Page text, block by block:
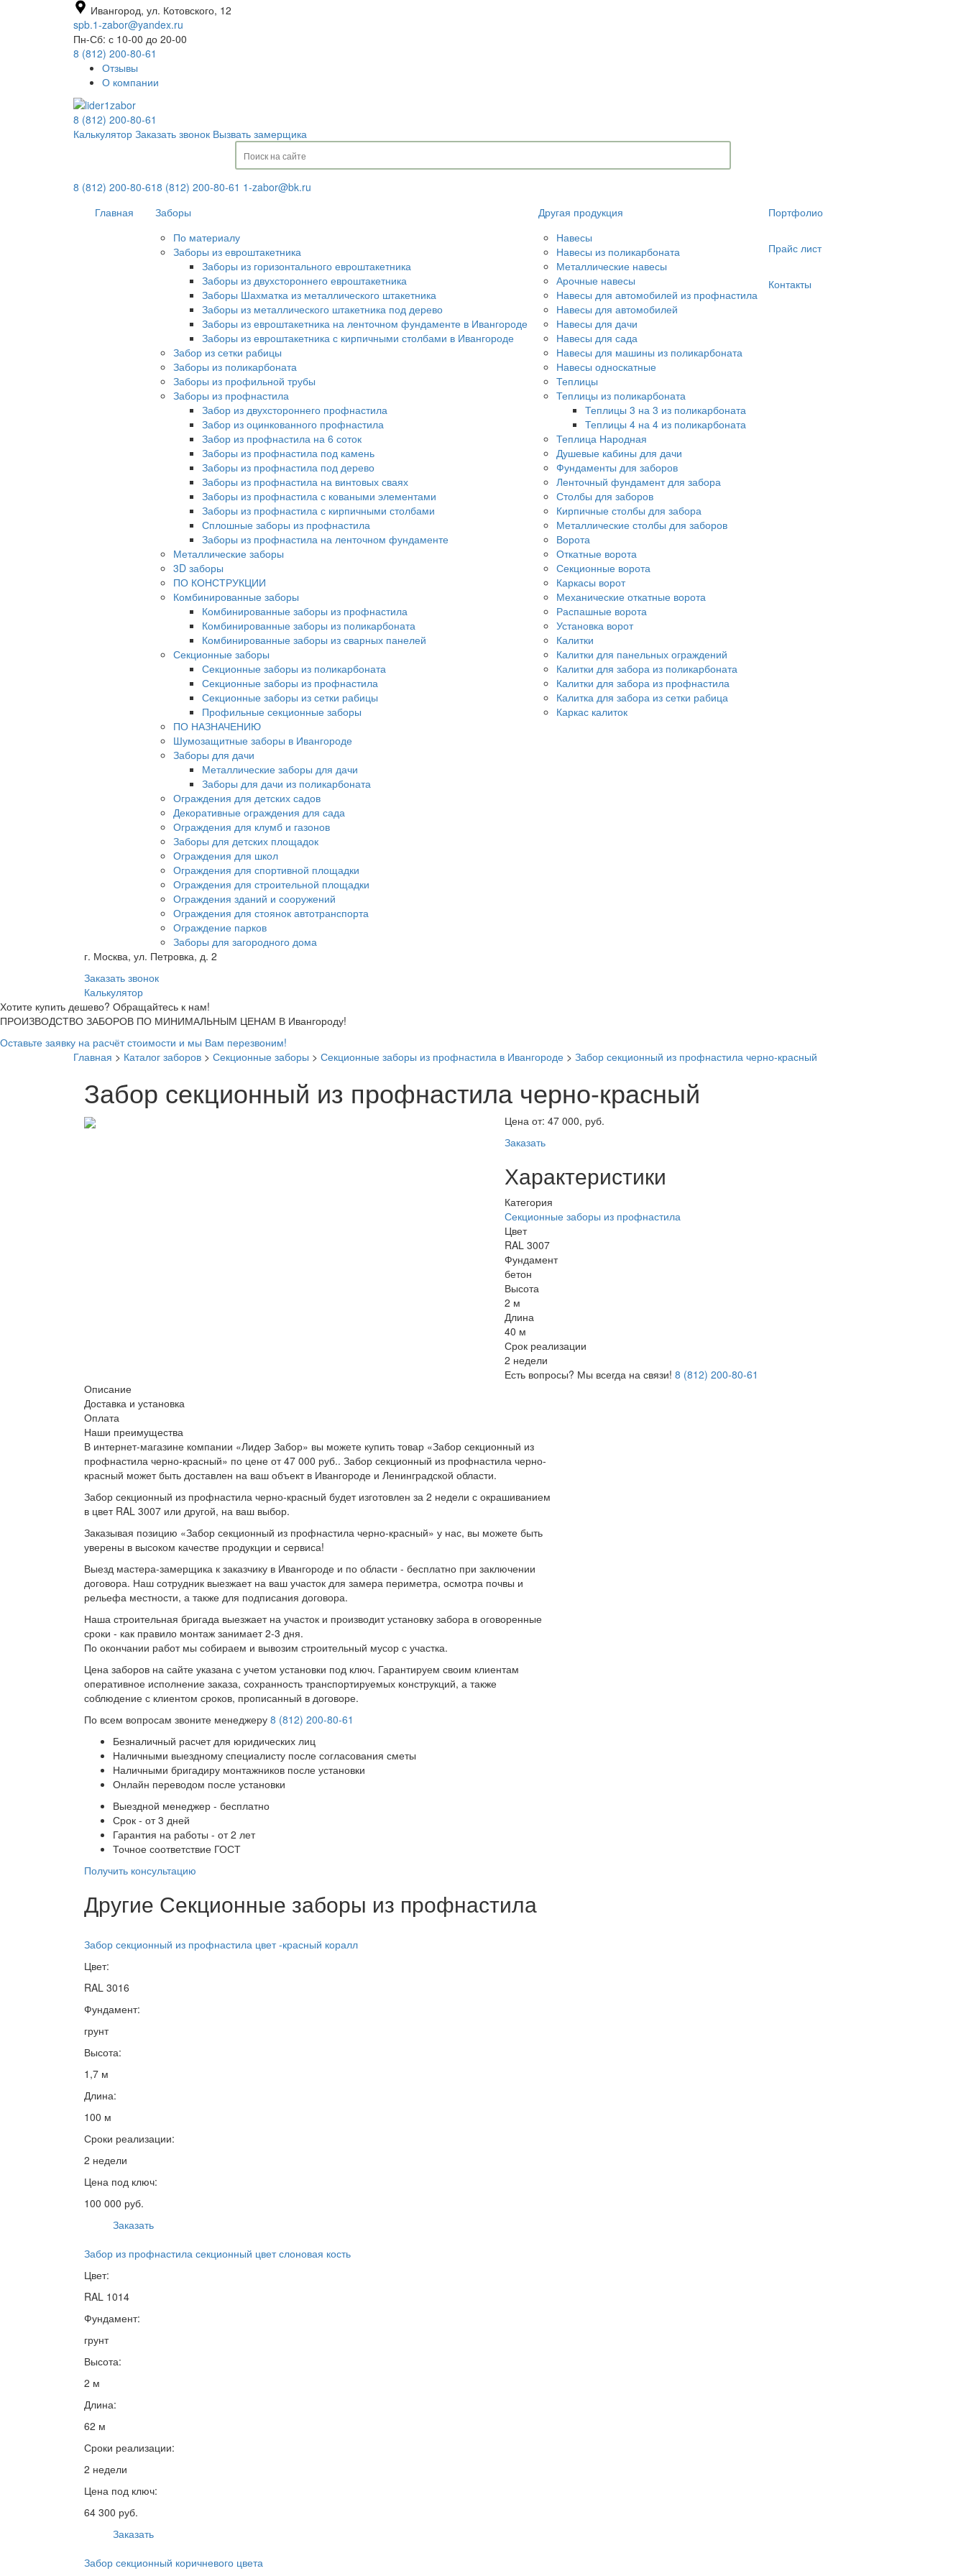
Ивангород, ул. Котовского, 12
spb.1-zabor@yandex.ru
Пн-Сб: с 10-00 до 20-00
8 (812) 200-80-61
Отзывы
О компании
8 (812) 200-80-61
Калькулятор Заказать звонок Вызвать замерщика
8 (812) 200-80-61
Главная
Заборы
По материалу
Заборы из евроштакетника
Заборы из горизонтального евроштакетника
Заборы из двухстороннего евроштакетника
Заборы Шахматка из металлического штакетника
Заборы из металлического штакетника под дерево
Заборы из евроштакетника на ленточном фундаменте в Ивангороде
Заборы из евроштакетника с кирпичными столбами в Ивангороде
Забор из сетки рабицы
Заборы из поликарбоната
Заборы из профильной трубы
Заборы из профнастила
Забор из двухстороннего профнастила
Забор из оцинкованного профнастила
Забор из профнастила на 6 соток
Заборы из профнастила под камень
Заборы из профнастила под дерево
Заборы из профнастила на винтовых сваях
Заборы из профнастила с коваными элементами
Заборы из профнастила с кирпичными столбами
Сплошные заборы из профнастила
Заборы из профнастила на ленточном фундаменте
Металлические заборы
3D заборы
ПО КОНСТРУКЦИИ
Комбинированные заборы
Комбинированные заборы из профнастила
Комбинированные заборы из поликарбоната
Комбинированные заборы из сварных панелей
Секционные заборы
Секционные заборы из поликарбоната
Секционные заборы из профнастила
Секционные заборы из сетки рабицы
Профильные секционные заборы
ПО НАЗНАЧЕНИЮ
Шумозащитные заборы в Ивангороде
Заборы для дачи
Металлические заборы для дачи
Заборы для дачи из поликарбоната
Ограждения для детских садов
Декоративные ограждения для сада
Ограждения для клумб и газонов
Заборы для детских площадок
Ограждения для школ
Ограждения для спортивной площадки
Ограждения для строительной площадки
Ограждения зданий и сооружений
Ограждения для стоянок автотранспорта
Ограждение парков
Заборы для загородного дома
Другая продукция
Навесы
Навесы из поликарбоната
Металлические навесы
Арочные навесы
Навесы для автомобилей из профнастила
Навесы для автомобилей
Навесы для дачи
Навесы для сада
Навесы для машины из поликарбоната
Навесы односкатные
Теплицы
Теплицы из поликарбоната
Теплицы 3 на 3 из поликарбоната
Теплицы 4 на 4 из поликарбоната
Теплица Народная
Душевые кабины для дачи
Фундаменты для заборов
Ленточный фундамент для забора
Столбы для заборов
Кирпичные столбы для забора
Металлические столбы для заборов
Ворота
Откатные ворота
Секционные ворота
Каркасы ворот
Механические откатные ворота
Распашные ворота
Установка ворот
Калитки
Калитки для панельных ограждений
Калитки для забора из поликарбоната
Калитки для забора из профнастила
Калитка для забора из сетки рабица
Каркас калиток
Портфолио
Прайс лист
Контакты
8 (812) 200-80-61 1-zabor@bk.ru
г. Москва, ул. Петровка, д. 2
Заказать звонок
Калькулятор
Хотите купить дешево? Обращайтесь к нам!
ПРОИЗВОДСТВО ЗАБОРОВ ПО МИНИМАЛЬНЫМ ЦЕНАМ В Ивангороду!
Оставьте заявку на расчёт стоимости и мы Вам перезвоним!
Главная > Каталог заборов > Секционные заборы > Секционные заборы из профнастила в Ивангороде > Забор секционный из профнастила черно-красный
Забор секционный из профнастила черно-красный
Цена от: 47 000, руб.
Заказать
Характеристики
Категория
Секционные заборы из профнастила
Цвет
RAL 3007
Фундамент
бетон
Высота
2 м
Длина
40 м
Срок реализации
2 недели
Есть вопросы? Мы всегда на связи! 8 (812) 200-80-61
Описание
Доставка и установка
Оплата
Наши преимущества
В интернет-магазине компании «Лидер Забор» вы можете купить товар «Забор секционный из
профнастила черно-красный» по цене от 47 000 руб.. Забор секционный из профнастила черно-
красный может быть доставлен на ваш объект в Ивангороде и Ленинградской области.
Забор секционный из профнастила черно-красный будет изготовлен за 2 недели с окрашиванием
в цвет RAL 3007 или другой, на ваш выбор.
Заказывая позицию «Забор секционный из профнастила черно-красный» у нас, вы можете быть
уверены в высоком качестве продукции и сервиса!
Выезд мастера-замерщика к заказчику в Ивангороде и по области - бесплатно при заключении
договора. Наш сотрудник выезжает на ваш участок для замера периметра, осмотра почвы и
рельефа местности, а также для подписания договора.
Наша строительная бригада выезжает на участок и производит установку забора в оговоренные
сроки - как правило монтаж занимает 2-3 дня.
По окончании работ мы собираем и вывозим строительный мусор с участка.
Цена заборов на сайте указана с учетом установки под ключ. Гарантируем своим клиентам
оперативное исполнение заказа, сохранность транспортируемых конструкций, а также
соблюдение с клиентом сроков, прописанный в договоре.
По всем вопросам звоните менеджеру 8 (812) 200-80-61
Безналичный расчет для юридических лиц
Наличными выездному специалисту после согласования сметы
Наличными бригадиру монтажников после установки
Онлайн переводом после установки
Выездной менеджер - бесплатно
Срок - от 3 дней
Гарантия на работы - от 2 лет
Точное соответствие ГОСТ
Получить консультацию
Другие Секционные заборы из профнастила
Забор секционный из профнастила цвет -красный коралл
Цвет:
RAL 3016
Фундамент:
грунт
Высота:
1,7 м
Длина:
100 м
Сроки реализации:
2 недели
Цена под ключ:
100 000 руб.
Заказать
Забор из профнастила секционный цвет слоновая кость
Цвет:
RAL 1014
Фундамент:
грунт
Высота:
2 м
Длина:
62 м
Сроки реализации:
2 недели
Цена под ключ:
64 300 руб.
Заказать
Забор секционный коричневого цвета